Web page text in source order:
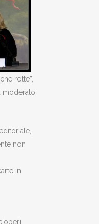
rotte”,
moderato
non
in